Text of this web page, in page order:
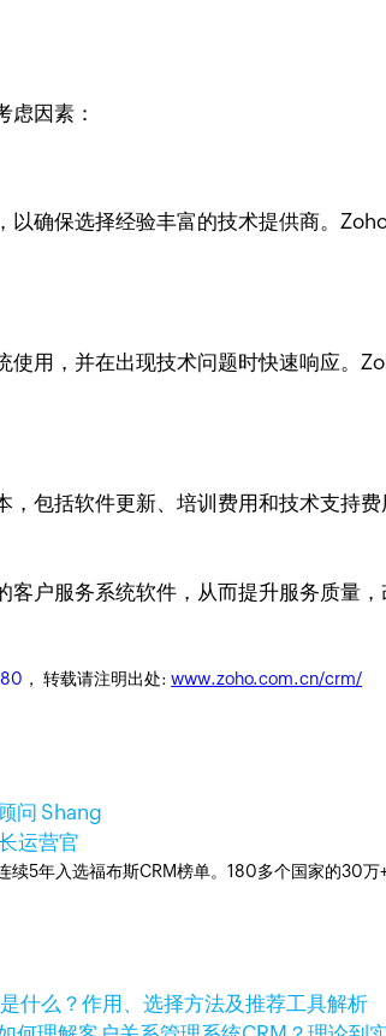
虑因素：
确保选择经验丰富的技术提供商。
用，并在出现技术问题时快速响应。
包括软件更新、培训费用和技术支持
户服务系统软件，从而提升服务质量
， 转载请注明出处:www.zoho.com.cn/crm/
问 Shang
运营官
5年入选福布斯CRM榜单。180多个国家的30
是什么？作用、选择方法及推荐工具解析